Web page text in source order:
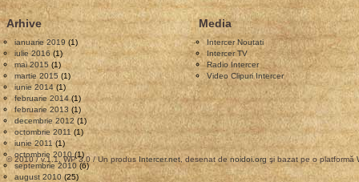
Arhive
ianuarie 2019 (1)
iulie 2016 (1)
mai 2015 (1)
martie 2015 (1)
iunie 2014(1)
februarie 2014(1)
februarie 2013 (1)
decembrie 2012 (1)
octombrie 2011(1)
iunie 2011 (1)
octombrie 2010(1)
septembrie 2010 (6)
august 2010 (25)
Media
Intercer Noutati
Intercer TV
Radio Intercer
Video Clipuri Intercer
© 2010 / v.1.1, WP 3.0 / Un produs Intercer.net, desenat de noidoi.org şi bazat pe o platformă